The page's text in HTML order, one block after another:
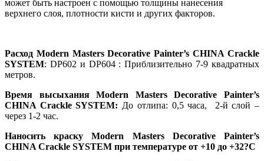
может быть настроен с помощью толщины нанесения
верхнего слоя, плотности кисти и других факторов.
Расход Modern Masters Decorative Painter’s CHINA Crackle
SYSTEM: DP602 и DP604 : Приблизительно 7-9 квадратных
метров.
Время высыхания Modern Masters Decorative Painter’s
CHINA Crackle SYSTEM: До отлипа: 0,5 часа, 2-й слой –
через 1-2 час.
Наносить краску Modern Masters Decorative Painter’s
CHINA Crackle SYSTEM при температуре от +10 до +32?С